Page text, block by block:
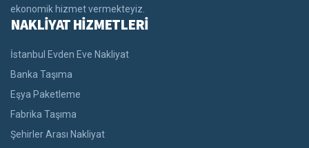
ekonomik hizmet vermekteyiz.
NAKLİYAT HİZMETLERİ
İstanbul Evden Eve Nakliyat
Banka Taşıma
Eşya Paketleme
Fabrika Taşıma
Şehirler Arası Nakliyat